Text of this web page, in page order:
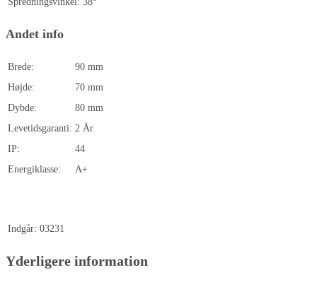
Andet info
Brede:
90 mm
Højde:
70 mm
Dybde:
80 mm
Levetidsgaranti: 2 År
IP:
44
Energiklasse:
A+
Indgår: 03231
Yderligere information